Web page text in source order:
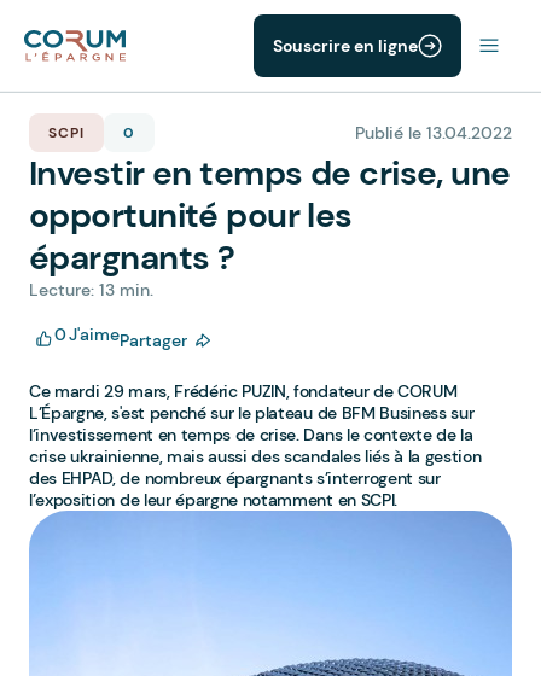
Souscrire en ligne
SCPI 0 Publié le 13.04.2022
Investir en temps de crise, une
opportunité pour les
épargnants ?
Lecture: 13 min.
0J'aimePartager
Ce mardi 29 mars, Frédéric PUZIN, fondateur de CORUM
L’Épargne, s'est penché sur le plateau de BFM Business sur
l’investissement en temps de crise. Dans le contexte de la
crise ukrainienne, mais aussi des scandales liés à la gestion
des EHPAD, de nombreux épargnants s’interrogent sur
l’exposition de leur épargne notamment en SCPI.